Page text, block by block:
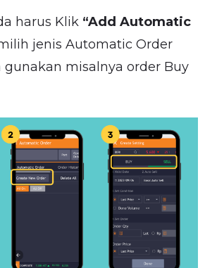
harus Klik “Add Automatic
jenis Automatic Order
misalnya order Buy